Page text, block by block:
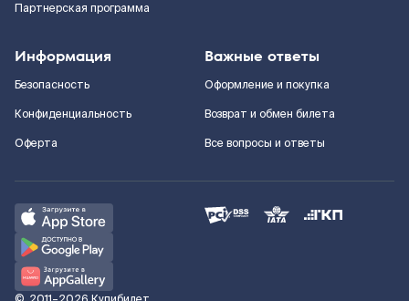
Партнерская программа
Информация
Безопасность
Конфиденциальность
Оферта
Важные ответы
Оформление и покупка
Возврат и обмен билета
Все вопросы и ответы